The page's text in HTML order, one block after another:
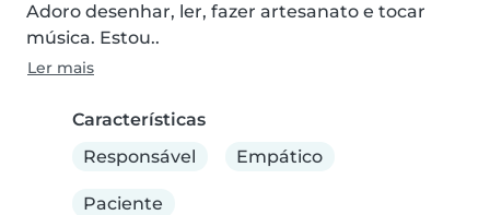
Adoro desenhar, ler, fazer artesanato e tocar
música. Estou..
Ler mais
Características
Responsável
Empático
Paciente